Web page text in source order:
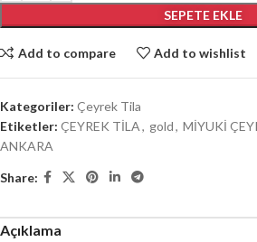
SEPETE EKLE
Add to compare Add to wishlist
Kategoriler: Çeyrek Tila
Etiketler: ÇEYREK TİLA, gold, MİYUKİ
ANKARA
Share:
Açıklama